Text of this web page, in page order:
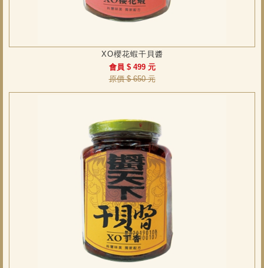
XO櫻花蝦干貝醬
會員 $ 499 元
原價 $ 650 元